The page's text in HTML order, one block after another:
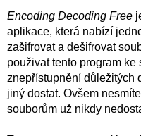
Encoding Decoding Free
aplikace, která nabízí
zašifrovat a dešifrovat
použivat tento program
znepřístupnění důležitých
jiný dostat. Ovšem
souborům už nikdy